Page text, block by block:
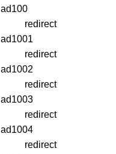
ad100
redirect
ad1001
redirect
ad1002
redirect
ad1003
redirect
ad1004
redirect